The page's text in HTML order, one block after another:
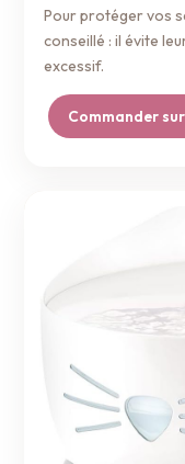
Pour protéger vos
conseillé : il évite
excessif.
Commander